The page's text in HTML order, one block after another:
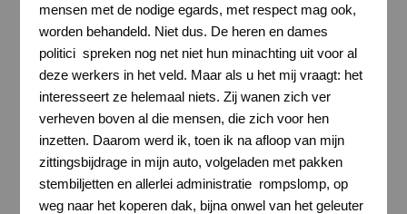
mensen met de nodige egards, met respect mag ook,
worden behandeld. Niet dus. De heren en dames
politici spreken nog net niet hun minachting uit voor al
deze werkers in het veld. Maar als u het mij vraagt: het
interesseert ze helemaal niets. Zij wanen zich ver
verheven boven al die mensen, die zich voor hen
inzetten. Daarom werd ik, toen ik na afloop van mijn
zittingsbijdrage in mijn auto, volgeladen met pakken
stembiljetten en allerlei administratie rompslomp, op
weg naar het koperen dak, bijna onwel van het geleuter